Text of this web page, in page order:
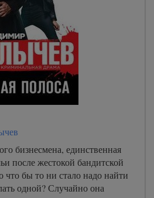
бизнесмена, единственная
после жестокой бандитской
что бы то ни стало надо найти
одной? Случайно она